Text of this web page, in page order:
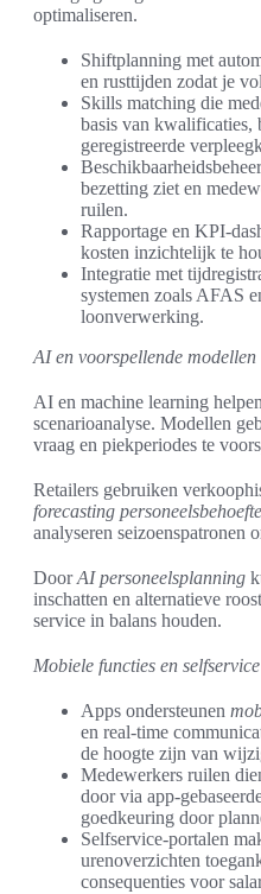
optimaliseren.
Shiftplanning met
en rusttijden zodat je
Skills matching die
basis van
geregistreerde
bezetting ziet en
ruilen.
Rapportage en KPI-
kosten inzichtelijk te
Integratie met
systemen zoals AFAS
loonverwerking.
AI en voorspellende modellen
AI en machine learning
scenarioanalyse. Modellen
vraag en piekperiodes te
Retailers gebruiken
forecasting personeelsbehoefte
analyseren seizoenspatronen
DoorAI personeelsplanning
inschatten en alternatieve
service in balans houden.
Mobiele functies en selfservice
Apps ondersteunen
en real-time
de hoogte zijn van
Medewerkers ruilen
door via app-
goedkeuring door
Selfservice-portalen
urenoverzichten
consequenties voor